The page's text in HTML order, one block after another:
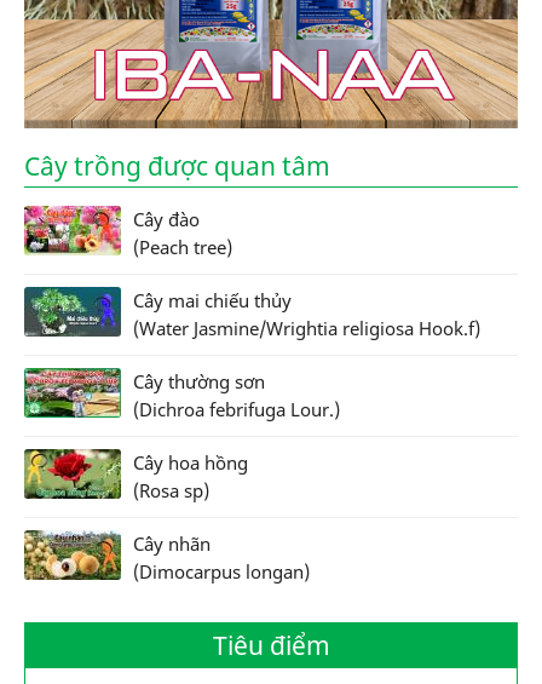
Cây trồng được quan tâm
Cây đào
(Peach tree)
Cây mai chiếu thủy
(Water Jasmine/Wrightia religiosa Hook.f)
Cây thường sơn
(Dichroa febrifuga Lour.)
Cây hoa hồng
(Rosa sp)
Cây nhãn
(Dimocarpus longan)
Tiêu điểm